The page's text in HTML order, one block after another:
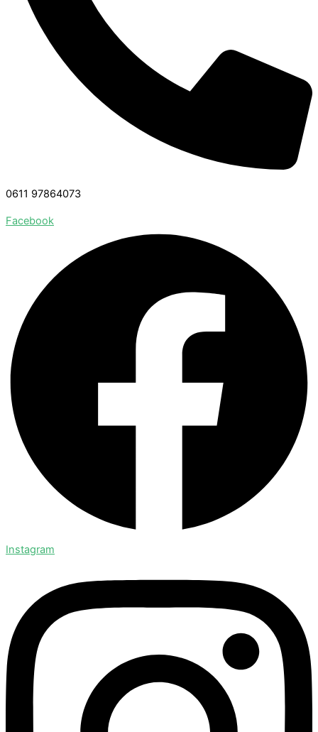
0611 97864073
Facebook
Instagram